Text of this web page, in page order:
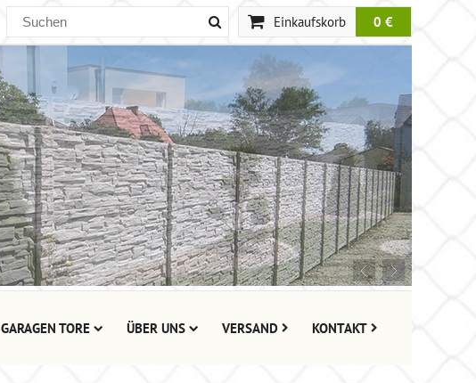
Einkaufskorb 0 €
GARAGEN TORE ÜBER UNS VERSAND KONTAKT